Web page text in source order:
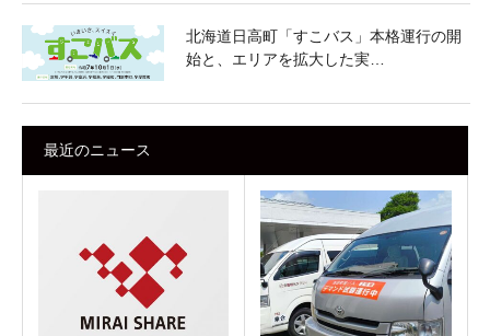
北海道日高町「すこバス」本格運行の開
始と、エリアを拡大した実…
最近のニュース